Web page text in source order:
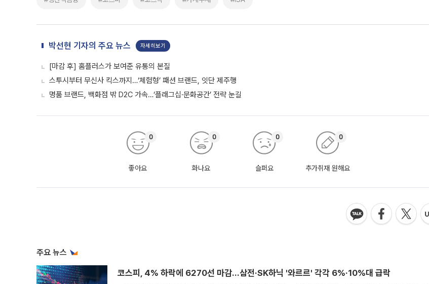
박선현 기자의 주요 뉴스 자세히보기
[마감 후] 홈플러스가 보여준 유통의 본질
스투시부터 무신사 킥스까지…‘체험형’ 패션 브랜드, 잇단 제주행
명품 브랜드, 백화점 밖 D2C 가속…‘플래그십·문화공간’ 전략 눈길
좋아요
0
화나요
0
슬퍼요
0
추가취재 원해요
0
주요 뉴스
코스피, 4% 하락에 6270선 마감…삼전·SK하닉 '와르르' 각각 6%·10%대 급락